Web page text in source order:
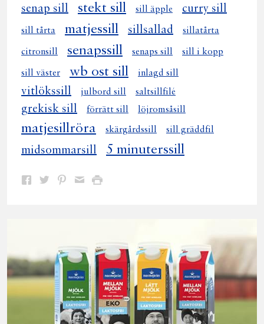
senap sill stekt sill sill äpple curry sill
sill tårta matjessill sillsallad sillatårta
citronsill senapssill senaps sill sill i kopp
sill väster wb ost sill inlagd sill
vitlökssill julbord sill saltsillfilé
grekisk sill förrätt sill löjromsåsill
matjesillröra skärgårdssill sill gräddfil
midsommarsill 5 minuterssill
Dela Dela Dela DelaSkriv